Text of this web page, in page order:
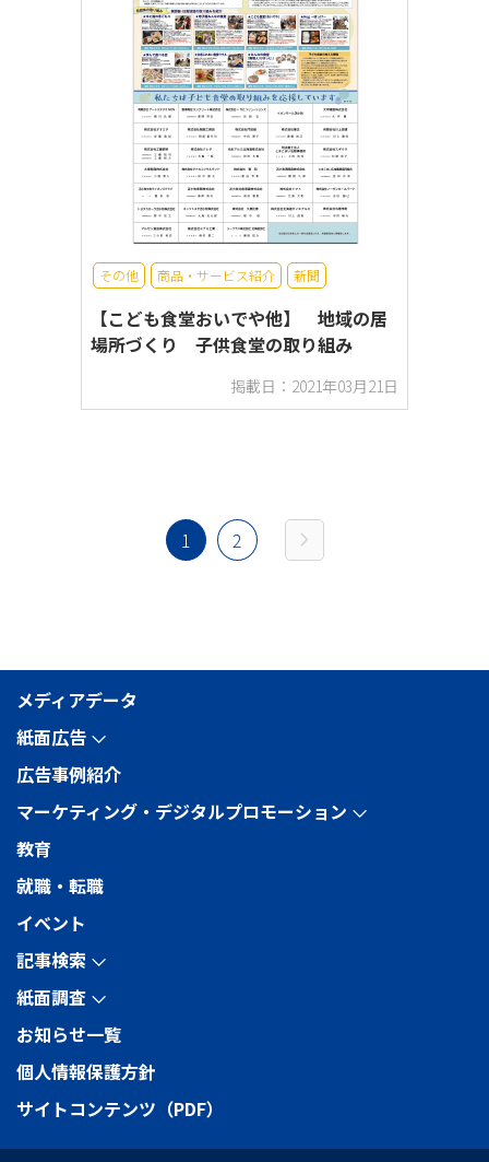
その他 商品・サービス紹介 新聞
【こども食堂おいでや他】 地域の居
場所づくり 子供食堂の取り組み
掲載日：2021年03月21日
1 2 chevron_right
メディアデータ
紙面広告 arrow_forward_ios
広告事例紹介
マーケティング・デジタルプロモーション arrow_forward_ios
教育
就職・転職
イベント
記事検索 arrow_forward_ios
紙面調査 arrow_forward_ios
お知らせ一覧
個人情報保護方針
サイトコンテンツ（PDF）